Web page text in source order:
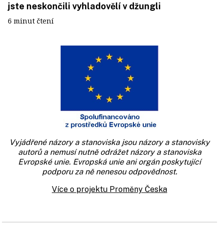
jste neskončili vyhladovělí v džungli
6 minut čtení
Vyjádřené názory a stanoviska jsou názory a stanovisky
autorů a nemusí nutně odrážet názory a stanoviska
Evropské unie. Evropská unie ani orgán poskytující
podporu za ně nenesou odpovědnost.
Více o projektu Proměny Česka